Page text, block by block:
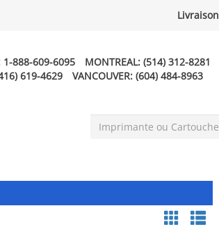
Livraison
1-888-609-6095 MONTREAL: (514) 312-8281
619-4629 VANCOUVER: (604) 484-8963